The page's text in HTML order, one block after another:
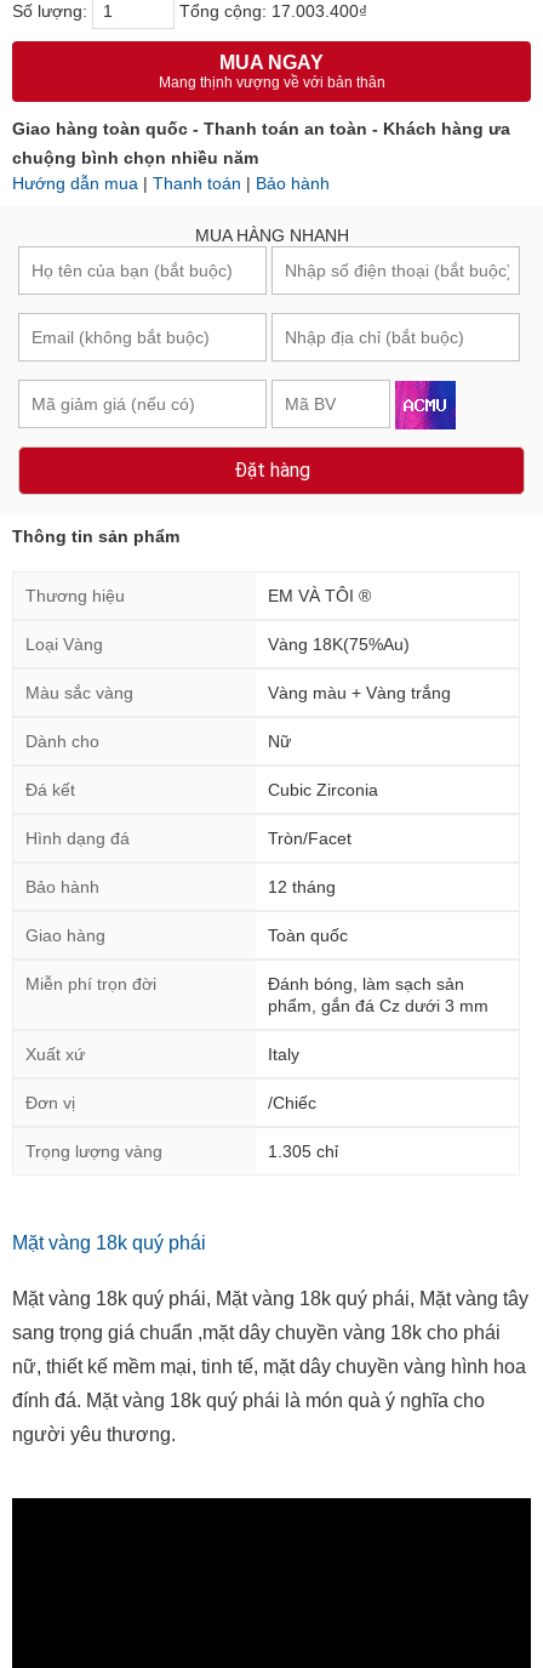
Số lượng: Tổng cộng: 17.003.400₫
MUA NGAY
Mang thịnh vượng về với bản thân
Giao hàng toàn quốc - Thanh toán an toàn - Khách hàng ưa
chuộng bình chọn nhiều năm
Hướng dẫn mua | Thanh toán | Bảo hành
MUA HÀNG NHANH
Đặt hàng
Thông tin sản phẩm
Thương hiệu EM VÀ TÔI ®
Loại Vàng Vàng 18K(75%Au)
Màu sắc vàng Vàng màu + Vàng trắng
Dành cho Nữ
Đá kết Cubic Zirconia
Hình dạng đá Tròn/Facet
Bảo hành 12 tháng
Giao hàng Toàn quốc
Miễn phí trọn đời
Đánh bóng, làm sạch sản
phẩm, gắn đá Cz dưới 3 mm
Xuất xứ Italy
Đơn vị /Chiếc
Trọng lượng vàng 1.305 chỉ
Mặt vàng 18k quý phái
Mặt vàng 18k quý phái, Mặt vàng 18k quý phái, Mặt vàng tây
sang trọng giá chuẩn ,mặt dây chuyền vàng 18k cho phái
nữ, thiết kế mềm mại, tinh tế, mặt dây chuyền vàng hình hoa
đính đá. Mặt vàng 18k quý phái là món quà ý nghĩa cho
người yêu thương.